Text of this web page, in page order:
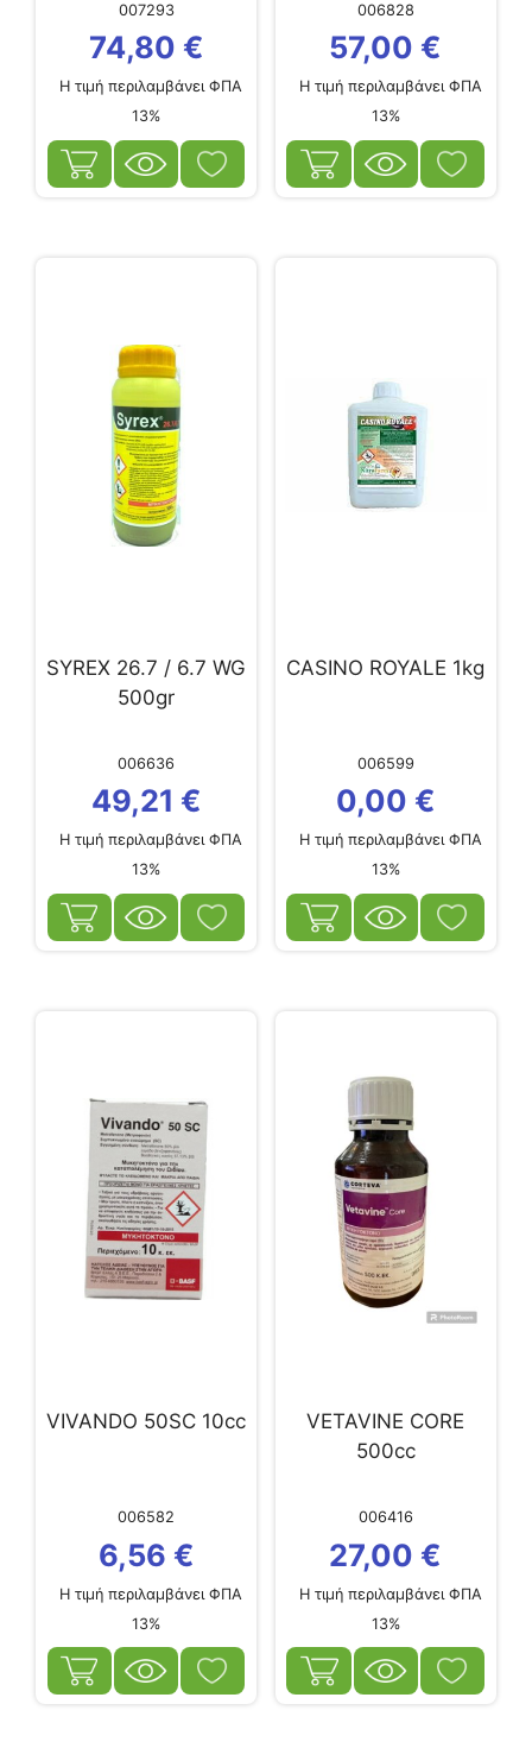
007293
74,80 €
Η τιμή περιλαμβάνει ΦΠΑ
13%
006828
57,00 €
Η τιμή περιλαμβάνει ΦΠΑ
13%
SYREX 26.7 / 6.7 WG
500gr
006636
49,21 €
Η τιμή περιλαμβάνει ΦΠΑ
13%
CASINO ROYALE 1kg
006599
0,00 €
Η τιμή περιλαμβάνει ΦΠΑ
13%
VIVANDO 50SC 10cc
006582
6,56 €
Η τιμή περιλαμβάνει ΦΠΑ
13%
VETAVINE CORE
500cc
006416
27,00 €
Η τιμή περιλαμβάνει ΦΠΑ
13%